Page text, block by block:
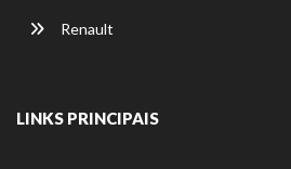
Renault
LINKS PRINCIPAIS